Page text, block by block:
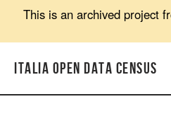
This is an archived project
Italia Open Data Census